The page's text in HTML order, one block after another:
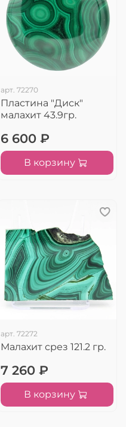
арт. 72270
Пластина "Диск"
малахит 43.9гр.
6 600 ₽
В корзину
арт. 72272
Малахит срез 121.2 гр.
7 260 ₽
В корзину